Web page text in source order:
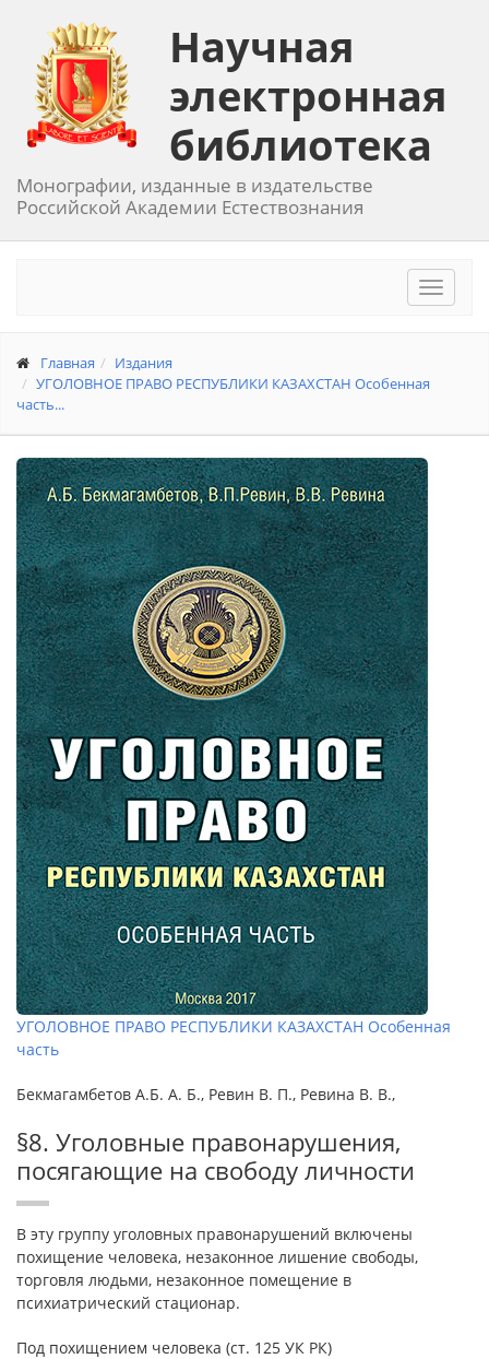
Научная
электронная
библиотека
Монографии, изданные в издательстве
Российской Академии Естествознания
Toggle
Главная
Издания
УГОЛОВНОЕ ПРАВО РЕСПУБЛИКИ КАЗАХСТАН Особенная
часть...
УГОЛОВНОЕ ПРАВО РЕСПУБЛИКИ КАЗАХСТАН Особенная
часть
Бекмагамбетов А.Б. А. Б., Ревин В. П., Ревина В. В.,
§8. Уголовные правонарушения,
посягающие на свободу личности
В эту группу уголовных правонарушений включены
похищение человека, незаконное лишение свободы,
торговля людьми, незаконное помещение в
психиатрический стационар.
Под похищением человека (ст. 125 УК РК)